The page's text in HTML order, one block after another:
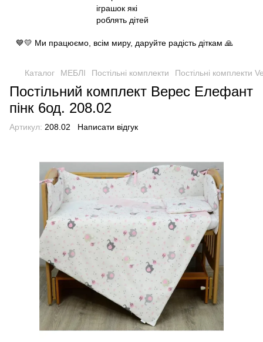
💙💛 Ми працюємо, всім миру, даруйте радість діткам 🙏
Каталог МЕБЛІ Постільні комплекти Постільні комплекти
Постільний комплект Верес Елефант
пінк 6од. 208.02
Артикул: 208.02 Написати відгук